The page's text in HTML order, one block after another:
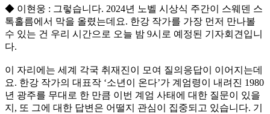
◆ 이현웅 : 그렇습니다. 2024년 노벨 시상식 주간이 스웨덴 스
톡홀름에서 막을 올렸는데요. 한강 작가를 가장 먼저 만나볼
수 있는 건 우리 시간으로 오늘 밤 9시로 예정된 기자회견입니
다.
이 자리에는 세계 각국 취재진이 모여 질의응답이 이어지는데
요. 한강 작가의 대표작 ‘소년이 온다’가 계엄령이 내려진 1980
년 광주를 무대로 한 만큼 이번 계엄 사태에 대한 질문이 있을
지, 또 그에 대한 답변은 어떨지 관심이 집중되고 있습니다. 기